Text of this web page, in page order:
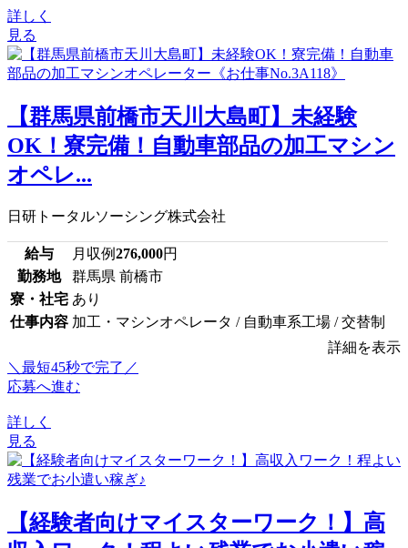
詳しく
見る
【群馬県前橋市天川大島町】未経験
OK！寮完備！自動車部品の加工マシン
オペレ...
日研トータルソーシング株式会社
給与 月収例276,000円
勤務地
群馬県 前橋市
寮・社宅 あり
仕事内容 加工・マシンオペレータ / 自動車系工場 / 交替制
詳細を表示
＼最短45秒で完了／
応募へ進む
詳しく
見る
【経験者向けマイスターワーク！】高